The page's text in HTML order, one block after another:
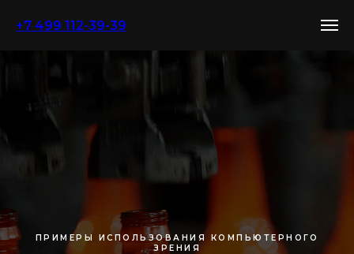
+7 499 112-39-39
ПРИМЕРЫ ИСПОЛЬЗОВАНИЯ КОМПЬЮТЕРНОГО
ЗРЕНИЯ